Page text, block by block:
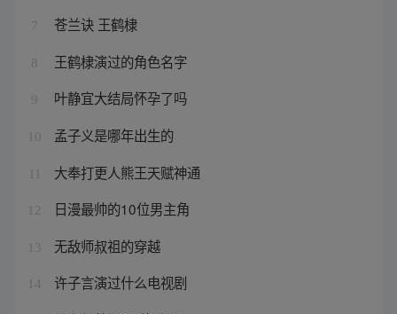
7 苍兰诀 王鹤棣
8 王鹤棣演过的角色名字
9 叶静宜大结局怀孕了吗
10 孟子义是哪年出生的
大奉打更人熊王天赋神通
12 日漫最帅的10位男主角
13 无敌师叔祖的穿越
14 许子言演过什么电视剧